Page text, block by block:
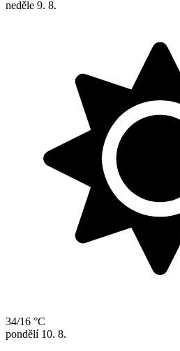
neděle 9. 8.
34/16 °C
pondělí 10. 8.